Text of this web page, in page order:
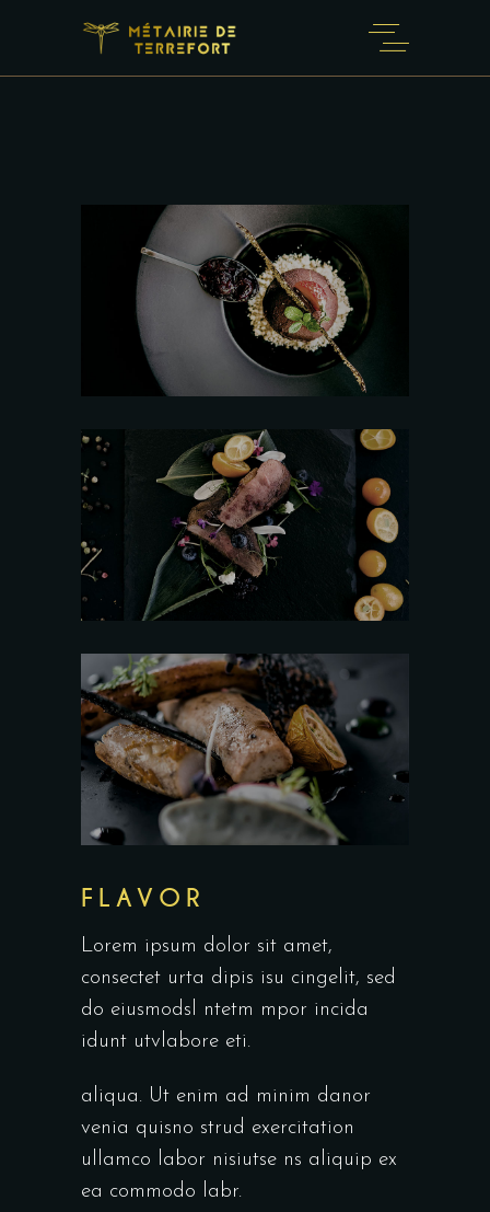
FLAVOR
Lorem ipsum dolor sit amet,
consectet urta dipis isu cingelit, sed
do eiusmodsl ntetm mpor incida
idunt utvlabore eti.
aliqua. Ut enim ad minim danor
venia quisno strud exercitation
ullamco labor nisiutse ns aliquip ex
ea commodo labr.